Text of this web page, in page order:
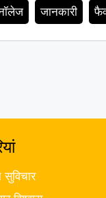
जानकारी
सुविचार